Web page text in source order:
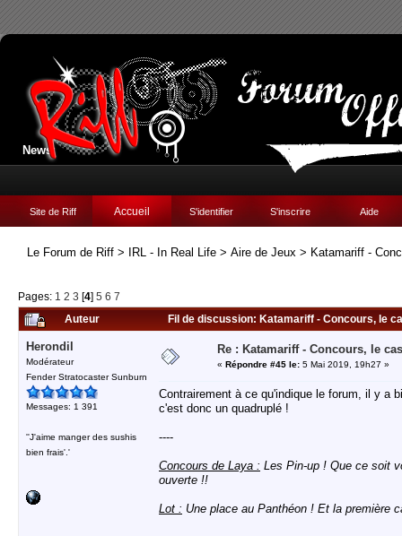
News:
Site de Riff Accueil S'identifier S'inscrire Aide
Le Forum de Riff > IRL - In Real Life > Aire de Jeux > Katamariff -
Pages: 1 2 3 [4] 5 6 7
Auteur
Fil de discussion: Katamariff - Concours, le
Herondil
Modérateur
Fender Stratocaster Sunburn
Messages: 1 391
''J'aime manger des sushis
bien frais'.'
Re : Katamariff - Concours, le
« Répondre #45 le: 5 Mai 2019, 19h27 »
Contrairement à ce qu'indique le forum, il y a
c'est donc un quadruplé !
----
Concours de Laya : Les Pin-up ! Que ce soit
ouverte !!
Lot : Une place au Panthéon ! Et la première